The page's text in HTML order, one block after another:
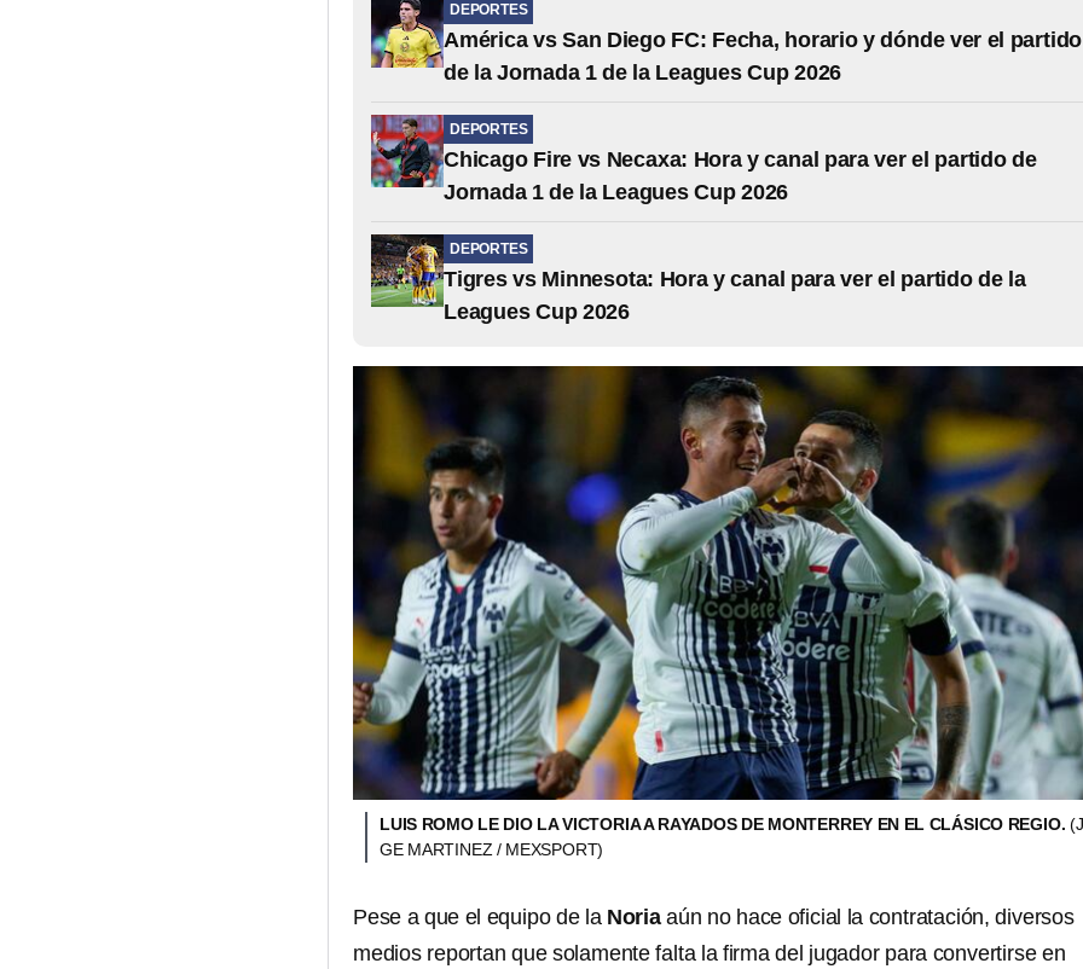
DEPORTES
América vs San Diego FC: Fecha, horario y dónde ver el partido
de la Jornada 1 de la Leagues Cup 2026
DEPORTES
Chicago Fire vs Necaxa: Hora y canal para ver el partido de
Jornada 1 de la Leagues Cup 2026
DEPORTES
Tigres vs Minnesota: Hora y canal para ver el partido de la
Leagues Cup 2026
LUIS ROMO LE DIO LA VICTORIA A RAYADOS DE MONTERREY EN EL CLÁSICO REGIO.
GE MARTINEZ / MEXSPORT)
Pese a que el equipo de la Noriaaún no hace oficial la contratación, diversos
medios reportan que solamente falta la firma del jugador para convertirse en